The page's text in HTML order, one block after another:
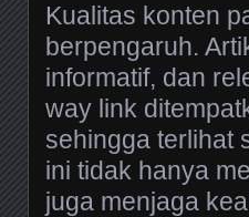
Kualitas konten
berpengaruh.
informatif, dan
way link
sehingga terlihat
ini tidak hanya
juga menjaga